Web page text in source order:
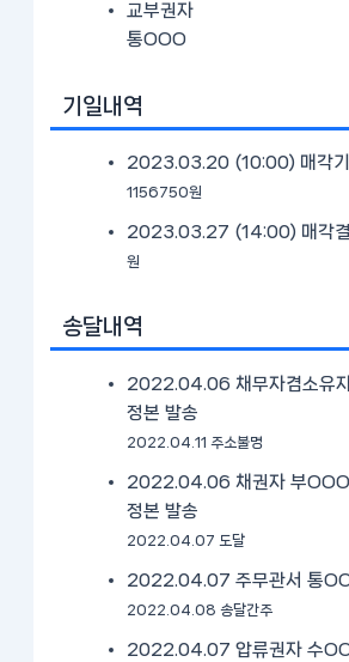
교부권자
통OOO
기일내역
2023.03.20 (10:00) 매각
1156750원
2023.03.27 (14:00) 매각
원
송달내역
2022.04.06 채무자겸소유
정본 발송
2022.04.11 주소불명
2022.04.06 채권자 부
정본 발송
2022.04.07 도달
2022.04.07 주무관서 통
2022.04.08 송달간주
2022.04.07 압류권자 수